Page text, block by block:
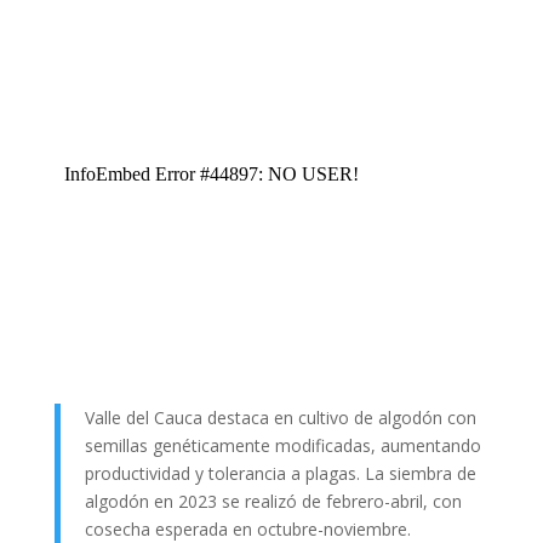
Valle del Cauca destaca en cultivo de algodón con
semillas genéticamente modificadas, aumentando
productividad y tolerancia a plagas. La siembra de
algodón en 2023 se realizó de febrero-abril, con
cosecha esperada en octubre-noviembre.